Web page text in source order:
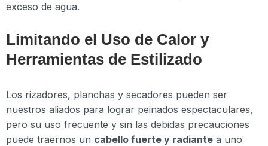
exceso de agua.
Limitando el Uso de Calor y
Herramientas de Estilizado
Los rizadores, planchas y secadores pueden ser
nuestros aliados para lograr peinados espectaculares,
pero su uso frecuente y sin las debidas precauciones
puede traernos un cabello fuerte y radiante a uno